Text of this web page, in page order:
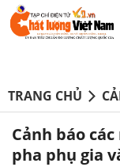
TRANG CHỦ
Cảnh báo
pha phụ gia